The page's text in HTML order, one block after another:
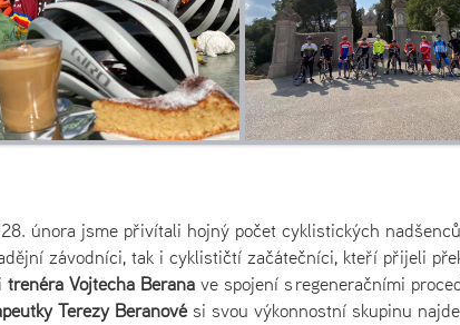
února jsme přivítali hojný počet cyklistických
závodníci, tak i cyklističtí začátečníci, kteří přijeli
trenéra Vojtěcha Beranave spojení s regeneračními
Terezy Beranovési svou výkonnostní skupinu